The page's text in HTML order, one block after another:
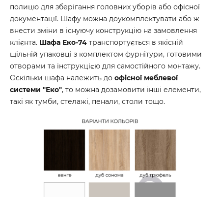
полицю для зберігання головних уборів або офісної
документації. Шафу можна доукомплектувати або ж
внести зміни в існуючу конструкцію на замовлення
клієнта. Шафа Еко-74 транспортується в якісній
щільній упаковці з комплектом фурнітури, готовими
отворами та інструкцією для самостійного монтажу.
Оскільки шафа належить до офісної меблевої
системи "Еко", то можна дозамовити інші елементи,
такі як тумби, стелажі, пенали, столи тощо.